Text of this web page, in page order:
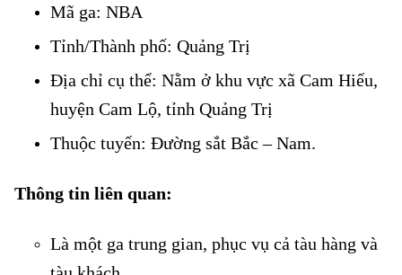
Mã ga: NBA
Tỉnh/Thành phố: Quảng Trị
Địa chỉ cụ thể: Nằm ở khu vực xã Cam Hiếu,
huyện Cam Lộ, tỉnh Quảng Trị
Thuộc tuyến: Đường sắt Bắc – Nam.
Thông tin liên quan:
Là một ga trung gian, phục vụ cả tàu hàng và